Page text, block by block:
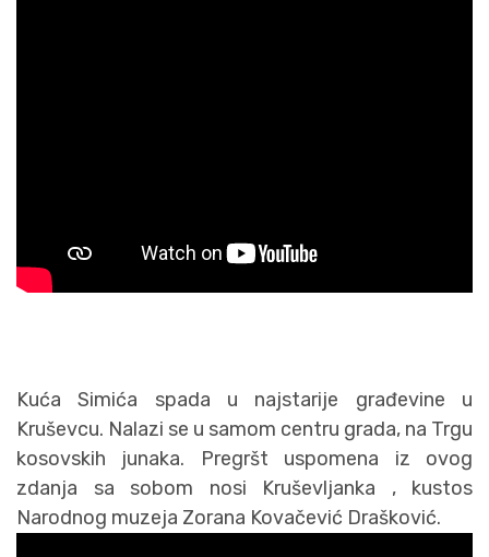
Kuća Simića spada u najstarije građevine u
Kruševcu. Nalazi se u samom centru grada, na Trgu
kosovskih junaka. Pregršt uspomena iz ovog
zdanja sa sobom nosi Kruševljanka , kustos
Narodnog muzeja Zorana Kovačević Drašković.